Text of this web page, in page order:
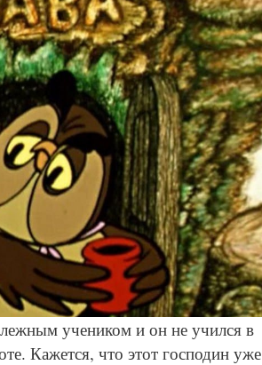
учеником и он не учился в
Кажется, что этот господин уже